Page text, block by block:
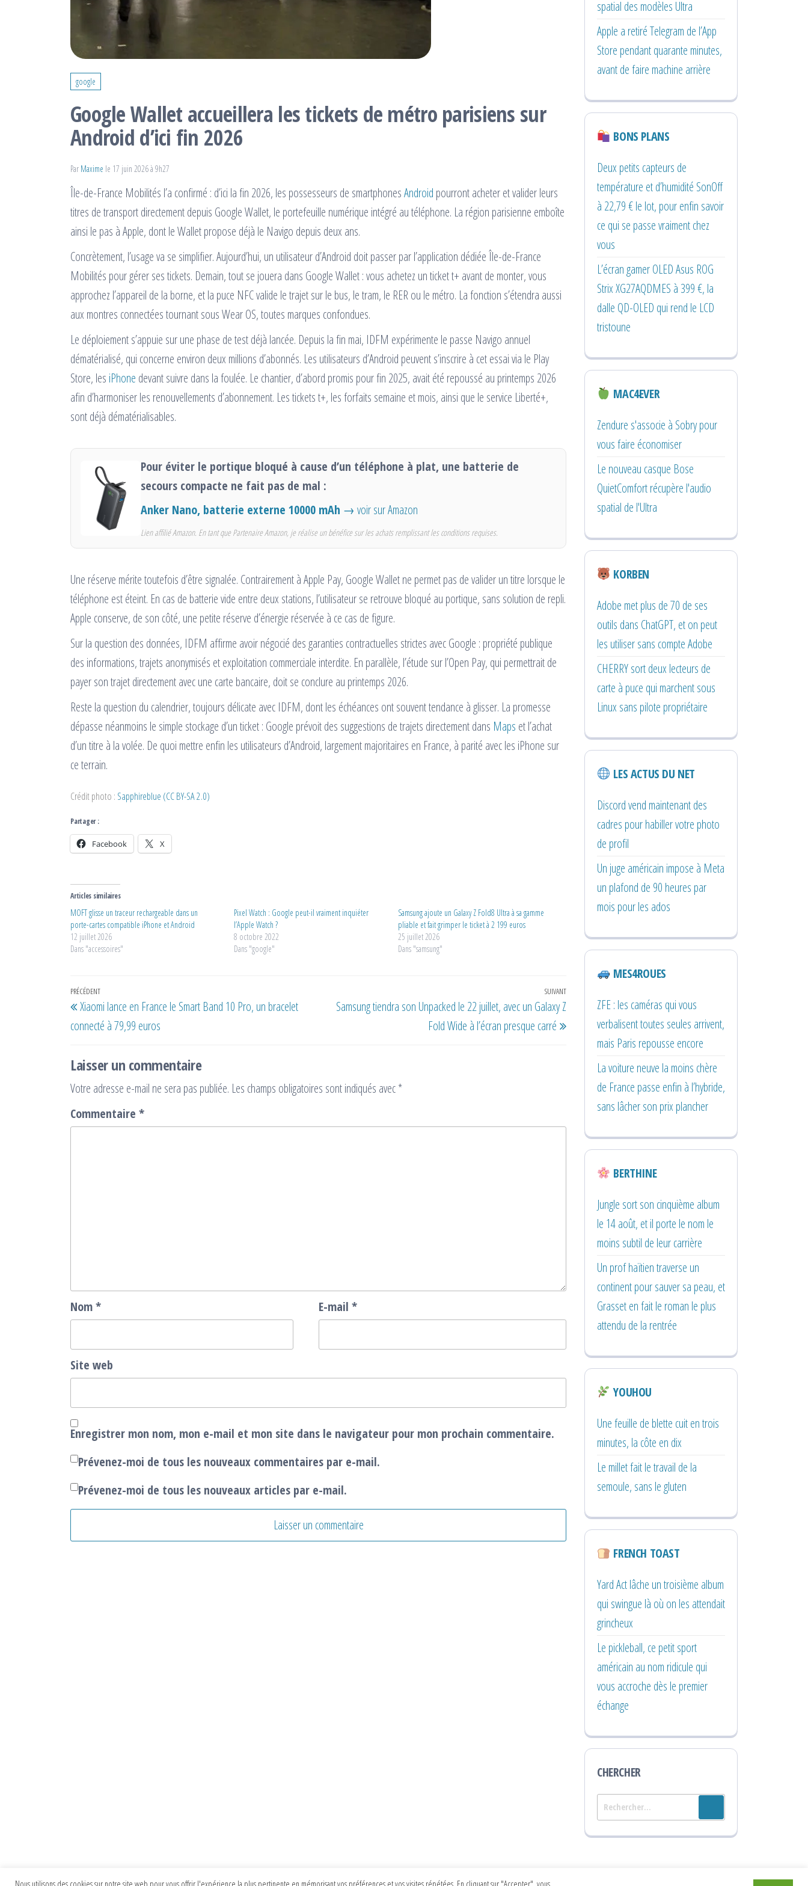
google
Google Wallet accueillera les tickets de métro parisiens sur
Android d’ici fin 2026
Par Maxime le 17 juin 2026 à 9h27
Île-de-France Mobilités l’a confirmé : d’ici la fin 2026, les possesseurs de smartphonesAndroid pourront acheter et valider leurs
titres de transport directement depuis Google Wallet, le portefeuille numérique intégré au téléphone. La région parisienne emboîte
ainsi le pas à Apple, dont le Wallet propose déjà le Navigo depuis deux ans.
Concrètement, l’usage va se simplifier. Aujourd’hui, un utilisateur d’Android doit passer par l’application dédiée Île-de-France
Mobilités pour gérer ses tickets. Demain, tout se jouera dans Google Wallet : vous achetez un ticket t+ avant de monter, vous
approchez l’appareil de la borne, et la puce NFC valide le trajet sur le bus, le tram, le RER ou le métro. La fonction s’étendra aussi
aux montres connectées tournant sous Wear OS, toutes marques confondues.
Le déploiement s’appuie sur une phase de test déjà lancée. Depuis la fin mai, IDFM expérimente le passe Navigo annuel
dématérialisé, qui concerne environ deux millions d’abonnés. Les utilisateurs d’Android peuvent s’inscrire à cet essai via le Play
Store, les iPhone devant suivre dans la foulée. Le chantier, d’abord promis pour fin 2025, avait été repoussé au printemps 2026
afin d’harmoniser les renouvellements d’abonnement. Les tickets t+, les forfaits semaine et mois, ainsi que le service Liberté+,
sont déjà dématérialisables.
Pour éviter le portique bloqué à cause d’un téléphone à plat, une batterie de
secours compacte ne fait pas de mal :
Anker Nano, batterie externe 10000 mAh → voir sur Amazon
Lien affilié Amazon. En tant que Partenaire Amazon, je réalise un bénéfice sur les achats remplissant les conditions requises.
Une réserve mérite toutefois d’être signalée. Contrairement à Apple Pay, Google Wallet ne permet pas de valider un titre lorsque le
téléphone est éteint. En cas de batterie vide entre deux stations, l’utilisateur se retrouve bloqué au portique, sans solution de repli.
Apple conserve, de son côté, une petite réserve d’énergie réservée à ce cas de figure.
Sur la question des données, IDFM affirme avoir négocié des garanties contractuelles strictes avec Google : propriété publique
des informations, trajets anonymisés et exploitation commerciale interdite. En parallèle, l’étude sur l’Open Pay, qui permettrait de
payer son trajet directement avec une carte bancaire, doit se conclure au printemps 2026.
Reste la question du calendrier, toujours délicate avec IDFM, dont les échéances ont souvent tendance à glisser. La promesse
dépasse néanmoins le simple stockage d’un ticket : Google prévoit des suggestions de trajets directement dans Maps et l’achat
d’un titre à la volée. De quoi mettre enfin les utilisateurs d’Android, largement majoritaires en France, à parité avec les iPhone sur
ce terrain.
Crédit photo : Sapphireblue (CC BY-SA 2.0)
Partager :
Facebook X
Articles similaires
MOFT glisse un traceur rechargeable dans un
porte-cartes compatible iPhone et Android
12 juillet 2026
Dans "accessoires"
Pixel Watch : Google peut-il vraiment inquiéter
l’Apple Watch ?
8 octobre 2022
Dans "google"
Samsung ajoute un Galaxy Z Fold8 Ultra à sa gamme
pliable et fait grimper le ticket à 2 199 euros
25 juillet 2026
Dans "samsung"
Navigation
de
l’article
Article
précédent
PRÉCÉDENT
Xiaomi lance en France le Smart Band 10 Pro, un bracelet
connecté à 79,99 euros
Article
SUIVANT
Samsung tiendra son Unpacked le 22 juillet, avec un Galaxy Z
Fold Wide à l’écran presque carré
Laisser un commentaire
Votre adresse e-mail ne sera pas publiée. Les champs obligatoires sont indiqués avec*
Commentaire *
Nom* E-mail *
Site web
Enregistrer mon nom, mon e-mail et mon site dans le navigateur pour mon prochain commentaire.
Prévenez-moi de tous les nouveaux commentaires par e-mail.
Prévenez-moi de tous les nouveaux articles par e-mail.
spatial des modèles Ultra
Apple a retiré Telegram de l’App
Store pendant quarante minutes,
avant de faire machine arrière
BONS PLANS
Deux petits capteurs de
température et d’humidité SonOff
à 22,79 € le lot, pour enfin savoir
ce qui se passe vraiment chez
vous
L’écran gamer OLED Asus ROG
Strix XG27AQDMES à 399 €, la
dalle QD-OLED qui rend le LCD
tristoune
MAC4EVER
Zendure s'associe à Sobry pour
vous faire économiser
Le nouveau casque Bose
QuietComfort récupère l'audio
spatial de l'Ultra
KORBEN
Adobe met plus de 70 de ses
outils dans ChatGPT, et on peut
les utiliser sans compte Adobe
CHERRY sort deux lecteurs de
carte à puce qui marchent sous
Linux sans pilote propriétaire
LES ACTUS DU NET
Discord vend maintenant des
cadres pour habiller votre photo
de profil
Un juge américain impose à Meta
un plafond de 90 heures par
mois pour les ados
MES4ROUES
ZFE : les caméras qui vous
verbalisent toutes seules arrivent,
mais Paris repousse encore
La voiture neuve la moins chère
de France passe enfin à l’hybride,
sans lâcher son prix plancher
BERTHINE
Jungle sort son cinquième album
le 14 août, et il porte le nom le
moins subtil de leur carrière
Un prof haïtien traverse un
continent pour sauver sa peau, et
Grasset en fait le roman le plus
attendu de la rentrée
YOUHOU
Une feuille de blette cuit en trois
minutes, la côte en dix
Le millet fait le travail de la
semoule, sans le gluten
FRENCH TOAST
Yard Act lâche un troisième album
qui swingue là où on les attendait
grincheux
Le pickleball, ce petit sport
américain au nom ridicule qui
vous accroche dès le premier
échange
CHERCHER
Rechercher :